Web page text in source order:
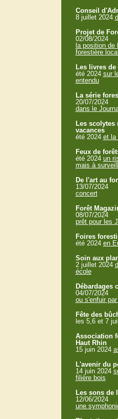
Conseil
8 juillet 2024
Projet de
02/08/2024
la position de
forestière
Les livres de
été 2024 sur
entendu
La série
20/07/2024
dans le
Les scolytes
vacances
été 2024 et la
Feux de
été 2024 un
mais à
De l'art au
13/07/2024
concert
Forêt
08/07/2024
prêt pour les
Foires
été 2024 en
Soin aux
2 juillet 2024
école
Débardages
04/07/2024
ou s'enfuir
Fête des
les 5,6 et 7
Association
Haut Rhin
15 juin 2024
L'avenir du
14 juin 2024
filière bois
Les sons de
12/06/2024
une